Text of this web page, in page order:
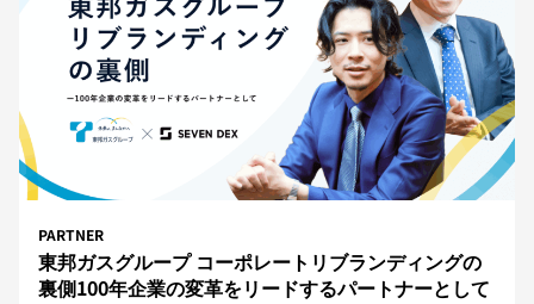
PARTNER
東邦ガスグループ コーポレートリブランディングの
裏側100年企業の変革をリードするパートナーとして